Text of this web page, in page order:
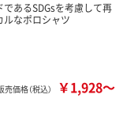
あるSDGsを考慮して再
ルなポロシャツ
売価格（税込） ￥1,928～